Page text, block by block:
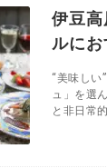
伊豆高
ルに
“美味しい
ュ」を選
と非日常